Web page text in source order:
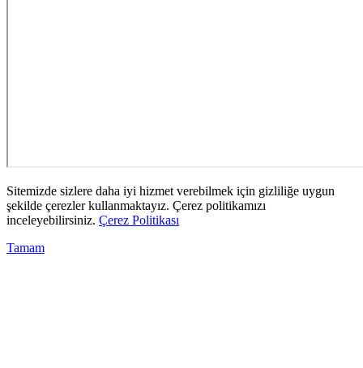
Sitemizde sizlere daha iyi hizmet verebilmek için gizliliğe uygun
şekilde çerezler kullanmaktayız. Çerez politikamızı
inceleyebilirsiniz. Çerez Politikası
Tamam